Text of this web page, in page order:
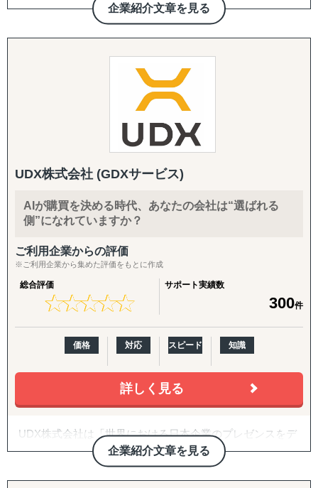
貫で対応。Walmart ECや自社EC（Shopify構築・運用）に
4. 規制対応（FDA）・国際物流
食品・化粧品の米国販売に不可欠なFDA対応を、施設登
録・成分レビュー・英語ラベル診断/作成・現地エージェン
ト代行・全般コンサルティングまでカバー。あわせて輸出
5. 戦略パートナーとしての伴走
社内に海外事業の専門人材がいない企業さまの「意思決定
CEO/COOがプロジェクトマネージャーとして直接関与
し、責任を持って成果にコミットします。
入口から拡大までをつなぐパッケージ
海外展開の「最初の一歩」として、有望国選定・需要調
査・現地規制調査・初期戦略設計・初期営業仮説の整理ま
つなげます。
【海外進出パッケージ（米国）】
準備・戦略フェーズ（事前整理/分析・FDA対応・B2B/EC
準備）から、実行・検証フェーズ（営業代行・パートナー
次期施策立案）まで、初回販売の実現を一気通貫で支援し
海外（台湾・タイ・シンガポール他）での営業代行
グローバル輸出入サポート（コンテナ手配、通関手続き
現地マーケットリサーチ・プロモーション支援
展示会・商談会の出展代行・同行サポート
EC向け国際物流管理（保管・ピッキング・発送）
「貿易をしたくてもできない」という壁を取り除き、
をもってサポートします。
特に台湾市場では、日本製品への高い信頼と円安傾向が追
ビジネスチャンスが広がっています。
貴社の製品・サービスの強みを活かした、オーダーメイド
の海外展開戦略をご提案いたします。
企業紹介文章を見る
サポートを行っている企業です。
「グローバルを身近に」をミッションとし、「現地事情」
に精通したコンサルタントと「現地パートナー」との密な
連携による「現地のリアルな情報」を基にクライアント企
業様の世界市場への挑戦を成功へと導きます。
UDX株式会社 (GDXサービス)
AIが購買を決める時代、あなたの会社は“選ばれる
側”になれていますか？
ご利用企業からの評価
※ご利用企業から集めた評価をもとに作成
総合評価
★★★★★
★★★★★
サポート実績数
300件
価格 対応 スピード 知識
詳しく見る
企業紹介文章を見る
UDX株式会社は「世界における日本企業のプレゼンスをデ
ジタル・DXを通じて高める」をミッションとしている企業